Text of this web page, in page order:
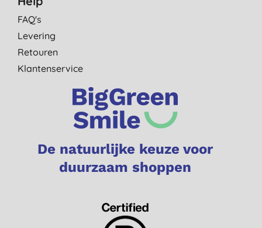
FAQ's
Levering
Retouren
Klantenservice
De natuurlijke keuze voor
duurzaam shoppen